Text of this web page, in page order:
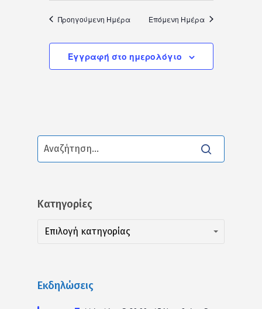
Προηγούμενη Ημέρα Επόμενη Ημέρα
Εγγραφή στο ημερολόγιο
Kατηγορίες
Kατηγορίες
Επιλογή κατηγορίας
Kατηγορίες
Εκδηλώσεις